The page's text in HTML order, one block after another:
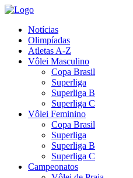
Notícias
Olimpíadas
Atletas A-Z
Vôlei Masculino
Copa Brasil
Superliga
Superliga B
Superliga C
Vôlei Feminino
Copa Brasil
Superliga
Superliga B
Superliga C
Campeonatos